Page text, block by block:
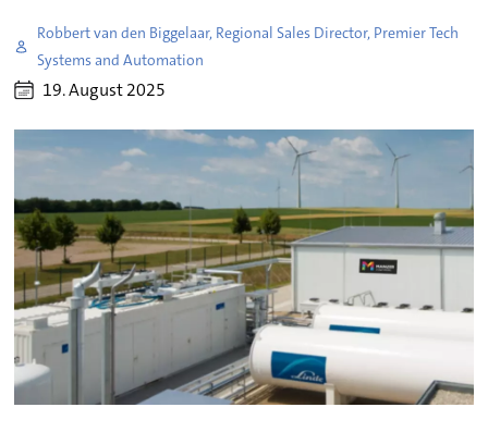
Robbert van den Biggelaar, Regional Sales Director, Premier Tech
Systems and Automation
19. August 2025